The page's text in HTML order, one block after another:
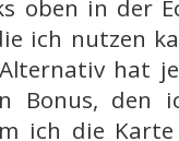
oben in der
ich nutzen
hat
Bonus, den
ich die